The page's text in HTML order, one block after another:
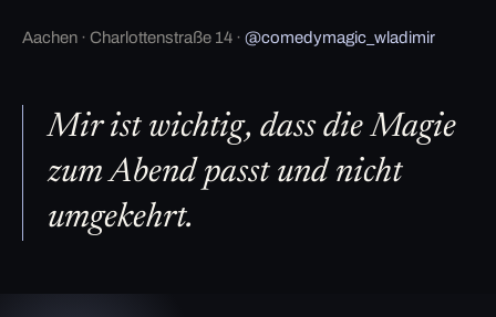
Aachen · Charlottenstraße 14 · @comedymagic_wladimir
Mir ist wichtig, dass die Magie
zum Abend passt und nicht
umgekehrt.